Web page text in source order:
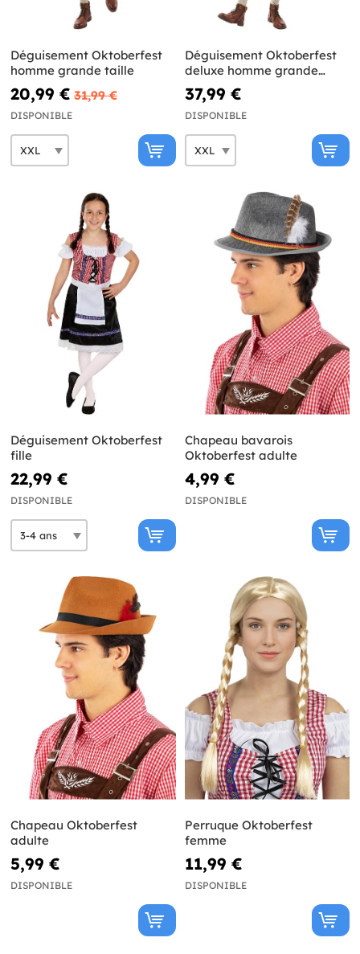
Déguisement Oktoberfest
homme grande taille
20,99 € 31,99 €
DISPONIBLE
Déguisement Oktoberfest
deluxe homme grande
taille
37,99 €
DISPONIBLE
Déguisement Oktoberfest
fille
22,99 €
DISPONIBLE
Chapeau bavarois
Oktoberfest adulte
4,99 €
DISPONIBLE
Chapeau Oktoberfest
adulte
5,99 €
DISPONIBLE
Perruque Oktoberfest
femme
11,99 €
DISPONIBLE